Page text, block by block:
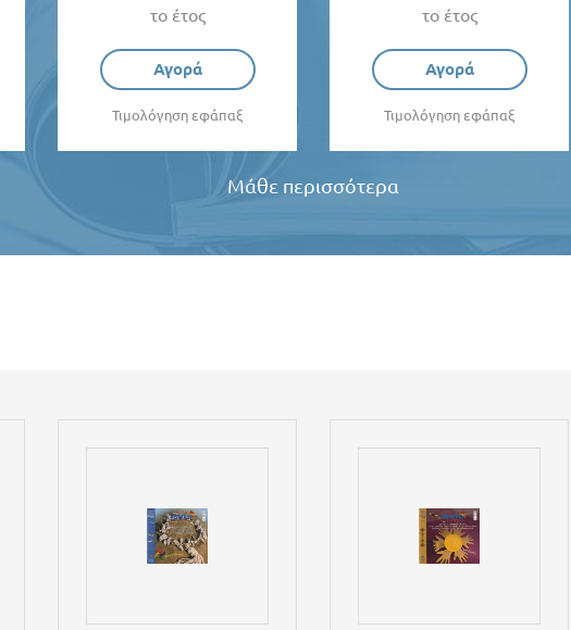
το έτος
Αγορά
Τιμολόγηση εφάπαξ
το έτος
Αγορά
Τιμολόγηση εφάπαξ
Μάθε περισσότερα